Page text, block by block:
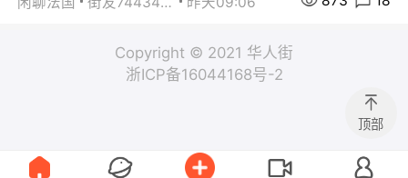
Copyright © 2021 华人街
浙ICP备16044168号-2
顶部